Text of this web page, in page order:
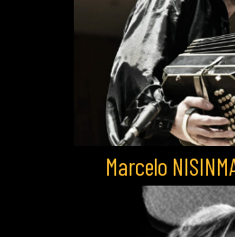
Marcelo